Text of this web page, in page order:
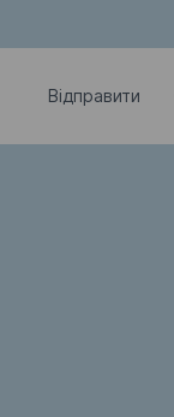
Відправити